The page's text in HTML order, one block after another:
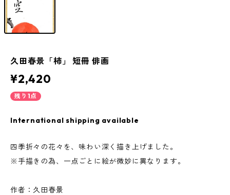
久田春景「柿」 短冊 俳画
¥2,420
残り1点
International shipping available
四季折々の花々を、味わい深く描き上げました。
※手描きの為、一点ごとに絵が微妙に異なります。
作者：久田春景